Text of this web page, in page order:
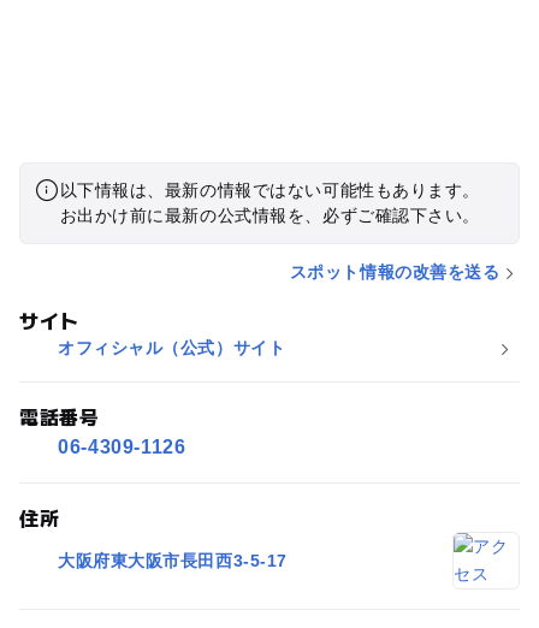
以下情報は、最新の情報ではない可能性もあります。
お出かけ前に最新の公式情報を、必ずご確認下さい。
スポット情報の改善を送る
サイト
オフィシャル（公式）サイト
電話番号
06-4309-1126
住所
大阪府東大阪市長田西3-5-17